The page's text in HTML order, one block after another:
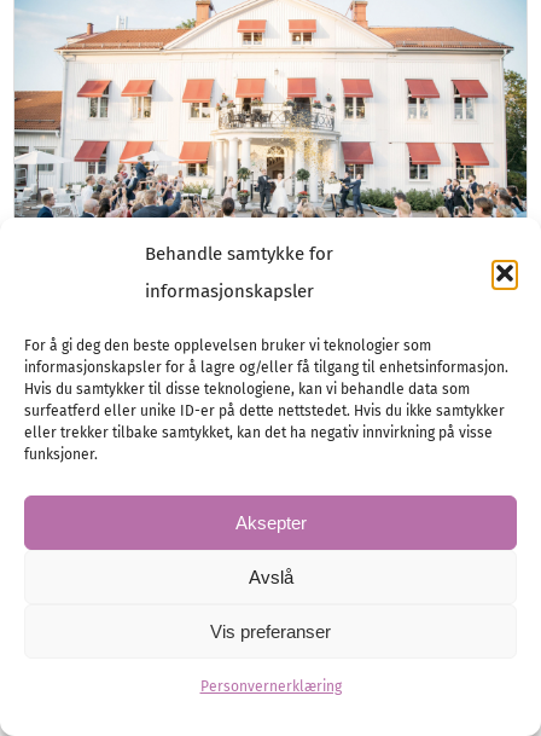
Behandle samtykke for
informasjonskapsler
For å gi deg den beste opplevelsen bruker vi teknologier som
informasjonskapsler for å lagre og/eller få tilgang til enhetsinformasjon.
Hvis du samtykker til disse teknologiene, kan vi behandle data som
surfeatferd eller unike ID-er på dette nettstedet. Hvis du ikke samtykker
eller trekker tilbake samtykket, kan det ha negativ innvirkning på visse
funksjoner.
Aksepter
Avslå
Vis preferanser
Personvernerklæring
Dömle Herrgård Spa & Resort
– der drømmer blir
virkelighet
Velkommen til en av Sveriges mest unike
herregårder for bryllup. Et helhetskonsept
med en egen kirke, en magisk herregårdspark
Bryllupsfesten
Promotion